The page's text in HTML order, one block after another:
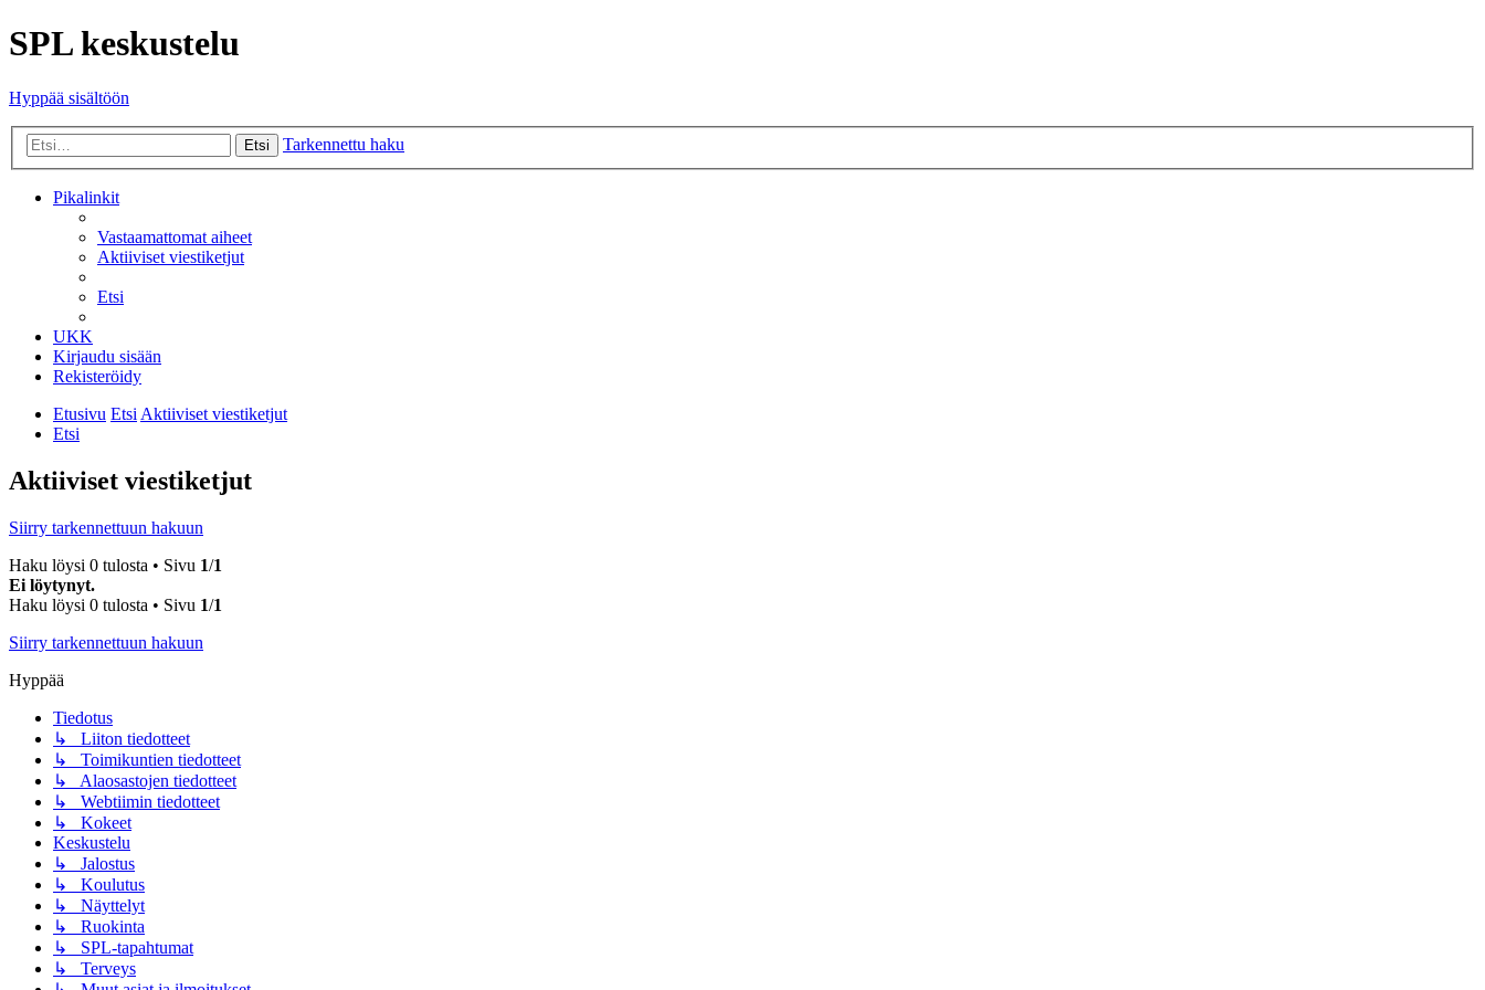
SPL keskustelu
Hyppää sisältöön
Etsi Tarkennettu haku
Pikalinkit
Vastaamattomat aiheet
Aktiiviset viestiketjut
Etsi
UKK
Kirjaudu sisään
Rekisteröidy
Etusivu EtsiAktiiviset viestiketjut
Etsi
Aktiiviset viestiketjut
Siirry tarkennettuun hakuun
Haku löysi 0 tulosta • Sivu 1/1
Ei löytynyt.
Haku löysi 0 tulosta • Sivu 1/1
Siirry tarkennettuun hakuun
Hyppää
Tiedotus
↳ Liiton tiedotteet
↳ Toimikuntien tiedotteet
↳ Alaosastojen tiedotteet
↳ Webtiimin tiedotteet
↳ Kokeet
Keskustelu
↳ Jalostus
↳ Koulutus
↳ Näyttelyt
↳ Ruokinta
↳ SPL-tapahtumat
↳ Terveys